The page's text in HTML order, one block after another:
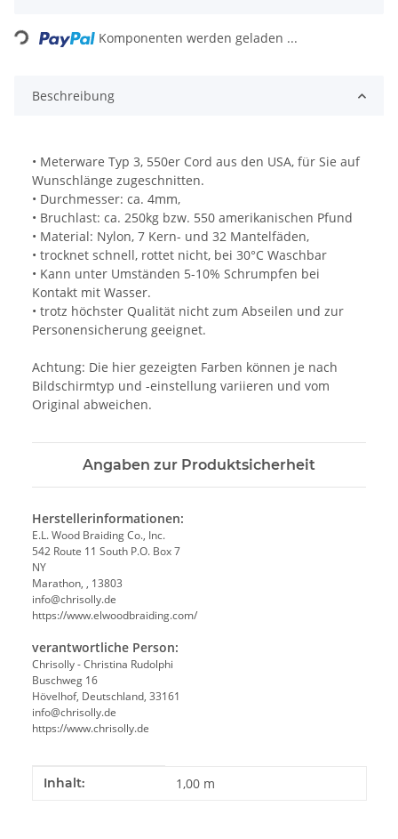
Loading... Komponenten werden geladen ...
Beschreibung
• Meterware Typ 3, 550er Cord aus den USA, für Sie auf
Wunschlänge zugeschnitten.
• Durchmesser: ca. 4mm,
• Bruchlast: ca. 250kg bzw. 550 amerikanischen Pfund
• Material: Nylon, 7 Kern- und 32 Mantelfäden,
• trocknet schnell, rottet nicht, bei 30°C Waschbar
• Kann unter Umständen 5-10% Schrumpfen bei
Kontakt mit Wasser.
• trotz höchster Qualität nicht zum Abseilen und zur
Personensicherung geeignet.
Achtung: Die hier gezeigten Farben können je nach
Bildschirmtyp und -einstellung variieren und vom
Original abweichen.
Angaben zur Produktsicherheit
Herstellerinformationen:
E.L. Wood Braiding Co., Inc.
542 Route 11 South P.O. Box 7
NY
Marathon, , 13803
info@chrisolly.de
https://www.elwoodbraiding.com/
verantwortliche Person:
Chrisolly - Christina Rudolphi
Buschweg 16
Hövelhof, Deutschland, 33161
info@chrisolly.de
https://www.chrisolly.de
Produkteigenschaft
Wert
Inhalt: 1,00 m